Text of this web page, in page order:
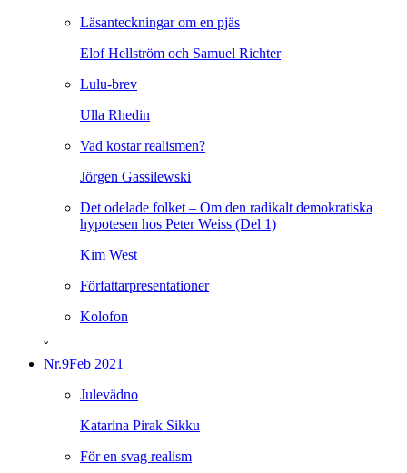
Läsanteckningar om en pjäs
Elof Hellström och Samuel Richter
Lulu-brev
Ulla Rhedin
Vad kostar realismen?
Jörgen Gassilewski
Det odelade folket – Om den radikalt demokratiska
hypotesen hos Peter Weiss (Del 1)
Kim West
Författarpresentationer
Kolofon
ˇ
Nr.9Feb 2021
Julevädno
Katarina Pirak Sikku
För en svag realism